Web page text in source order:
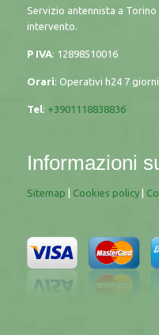
Servizio antennista a
intervento.
P IVA: 12898510016
Orari: Operativi h24 7 giorni
Tel: +3901118838836
Informazioni
Sitemap Cookies policy|